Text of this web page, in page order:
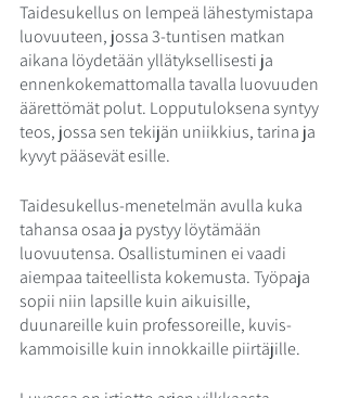
Taidesukellus on lempeä lähestymistapa
luovuuteen, jossa 3-tuntisen matkan
aikana löydetään yllätyksellisesti ja
ennenkokemattomalla tavalla luovuuden
äärettömät polut. Lopputuloksena syntyy
teos, jossa sen tekijän uniikkius, tarina ja
kyvyt pääsevät esille.
Taidesukellus-menetelmän avulla kuka
tahansa osaa ja pystyy löytämään
luovuutensa. Osallistuminen ei vaadi
aiempaa taiteellista kokemusta. Työpaja
sopii niin lapsille kuin aikuisille,
duunareille kuin professoreille, kuvis-
kammoisille kuin innokkaille piirtäjille.